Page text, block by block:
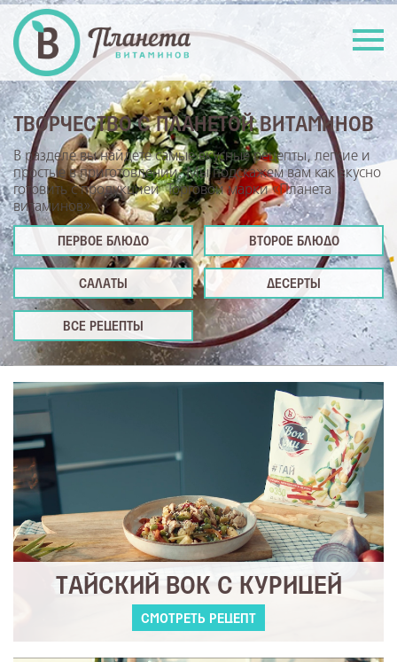
ТВОРЧЕСТВО С ПЛАНЕТОЙ ВИТАМИНОВ
В разделе вы найдете самые вкусные рецепты, легкие и
простые в приготовлении. Мы подскажем вам как вкусно
готовить с продукцией Торговой марки «Планета
витаминов».
ПЕРВОЕ БЛЮДО ВТОРОЕ БЛЮДО
САЛАТЫ ДЕСЕРТЫ
ВСЕ РЕЦЕПТЫ
ТАЙСКИЙ ВОК С КУРИЦЕЙ
СМОТРЕТЬ РЕЦЕПТ